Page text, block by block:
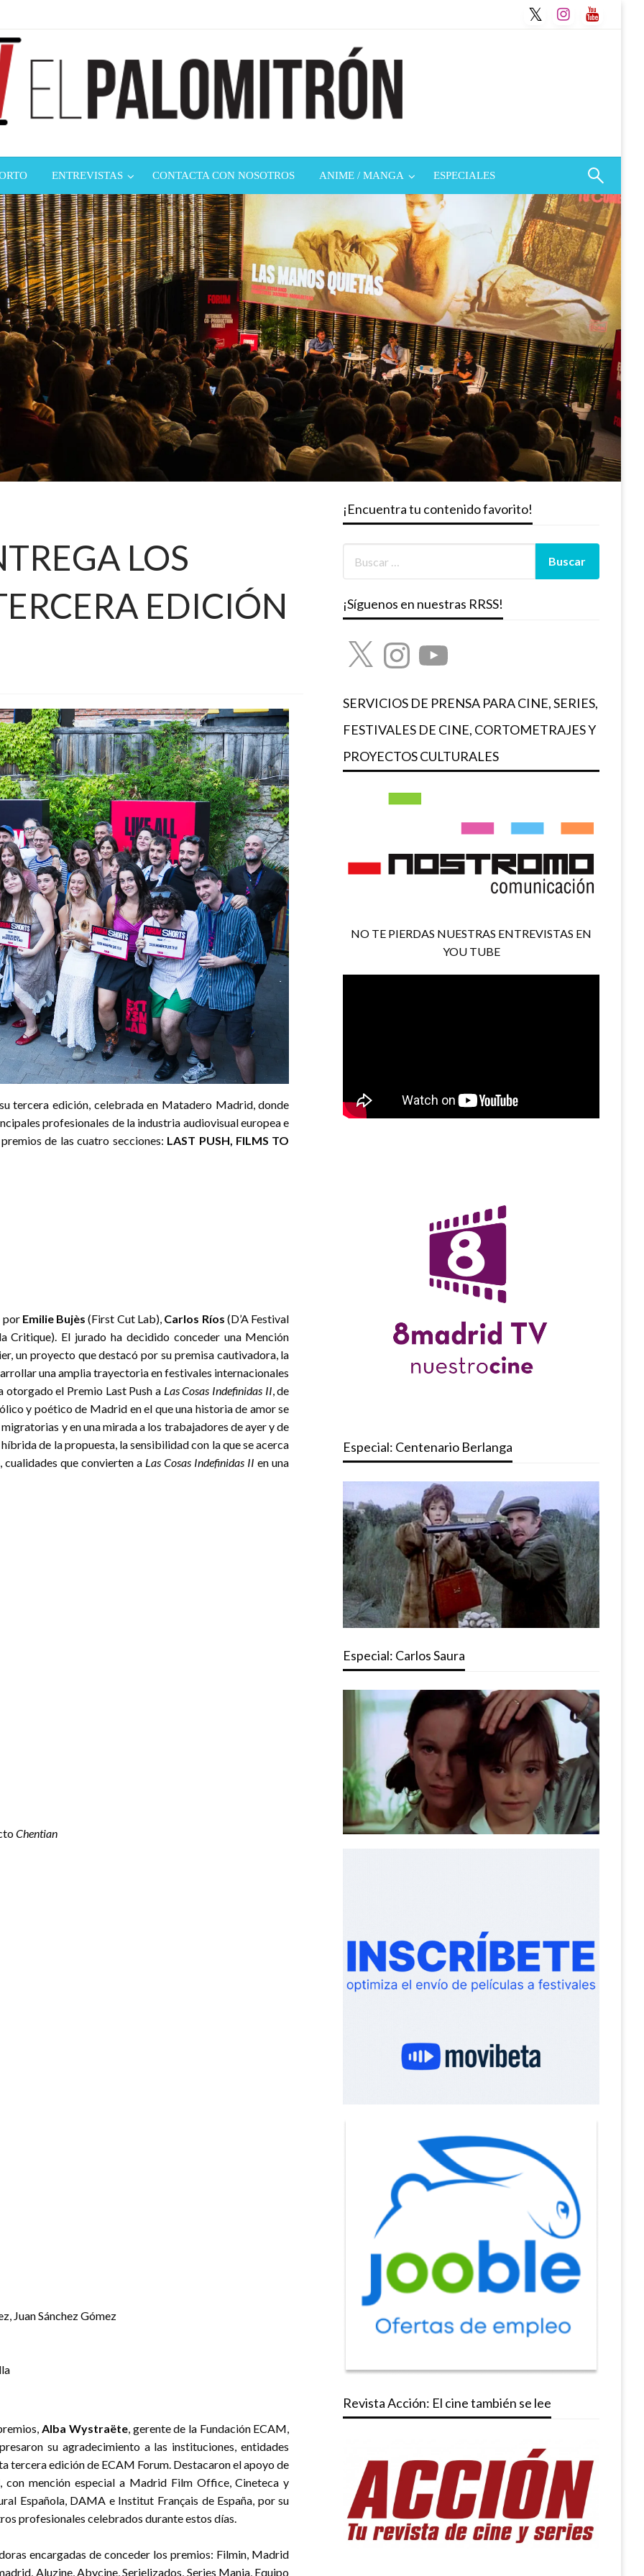
ENTREVISTAS CONTACTA CON NOSOTROS ANIME / MANGA ESPECIALES
LOS
EDICIÓN
tercera edición, celebrada en Matadero Madrid, donde
profesionales de la industria audiovisual europea e
de las cuatro secciones: LAST PUSH, FILMS TO
por Emilie Bujès (First Cut Lab), Carlos Ríos(D’A Festival
Critique). El jurado ha decidido conceder una Mención
un proyecto que destacó por su premisa cautivadora, la
una amplia trayectoria en festivales internacionales
otorgado el Premio Last Push a Las Cosas Indefinidas II, de
y poético de Madrid en el que una historia de amor se
y en una mirada a los trabajadores de ayer y de
de la propuesta, la sensibilidad con la que se acerca
que convierten a Las Cosas Indefinidas II en una
Chentian
Juan Sánchez Gómez
Alba Wystraëte, gerente de la Fundación ECAM,
su agradecimiento a las instituciones, entidades
tercera edición de ECAM Forum. Destacaron el apoyo de
mención especial a Madrid Film Office, Cineteca y
Española, DAMA e Institut Français de España, por su
profesionales celebrados durante estos días.
encargadas de conceder los premios: Filmin, Madrid
Aluzine, Abycine, Serielizados, Series Mania, Equipo
¡Encuentra tu contenido favorito!
¡Síguenos en nuestras RRSS!
X InstagramYouTube
SERVICIOS DE PRENSA PARA CINE, SERIES,
FESTIVALES DE CINE, CORTOMETRAJES Y
PROYECTOS CULTURALES
NO TE PIERDAS NUESTRAS ENTREVISTAS EN
YOU TUBE
Especial: Centenario Berlanga
Especial: Carlos Saura
Revista Acción: El cine también se lee